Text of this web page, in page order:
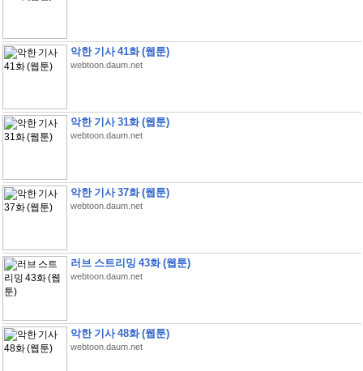
악한 기사 41화 (웹툰)
webtoon.daum.net
악한 기사 31화 (웹툰)
webtoon.daum.net
악한 기사 37화 (웹툰)
webtoon.daum.net
러브 스트리밍 43화 (웹툰)
webtoon.daum.net
악한 기사 48화 (웹툰)
webtoon.daum.net